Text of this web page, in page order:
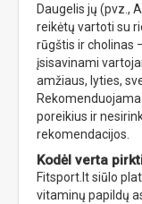
Daugelis jų (pvz.,
reikėtų vartoti su
rūgštis ir cholinas
įsisavinami
amžiaus, lyties,
poreikius ir
rekomendacijos.
Kodėl verta
Fitsport.lt siūlo
vitaminų papildų